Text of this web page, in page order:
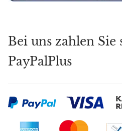
Bei uns zahlen Sie
PayPalPlus